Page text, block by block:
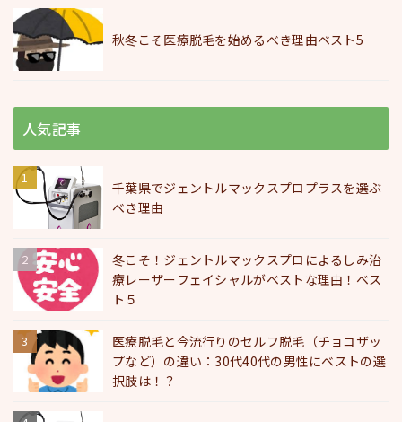
秋冬こそ医療脱毛を始めるべき理由ベスト5
人気記事
千葉県でジェントルマックスプロプラスを選ぶ
べき理由
冬こそ！ジェントルマックスプロによるしみ治
療レーザーフェイシャルがベストな理由！ベス
ト５
医療脱毛と今流行りのセルフ脱毛（チョコザッ
プなど）の違い：30代40代の男性にベストの選
択肢は！？